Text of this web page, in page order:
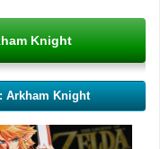
Knight
Arkham Knight